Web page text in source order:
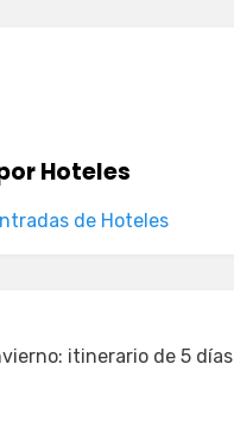
Hoteles
de Hoteles
itinerario de 5 días